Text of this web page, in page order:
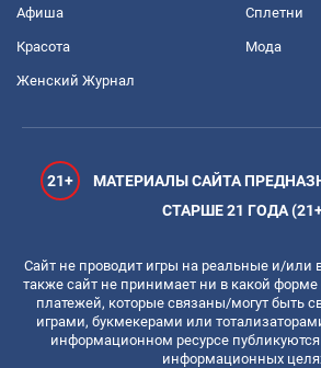
Афиша Сплетни
Красота Мода
Женский Журнал
21+
МАТЕРИАЛЫ САЙТА
СТАРШЕ 21 ГОДА
Сайт не проводит игры на реальные и/или
также сайт не принимает ни в какой
платежей, которые связаны/могут быть
играми, букмекерами или
информационном ресурсе
информационных